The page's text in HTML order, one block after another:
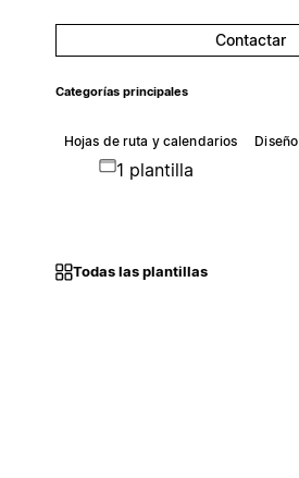
Contactar
Categorías principales
Hojas de ruta y calendarios Diseño
1 plantilla
Todas las plantillas